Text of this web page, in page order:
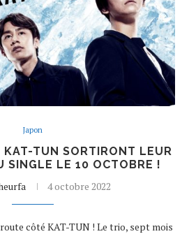
Japon
KAT-TUN SORTIRONT LEUR
SINGLE LE 10 OCTOBRE !
4 octobre 2022
côté KAT-TUN ! Le trio, sept mois